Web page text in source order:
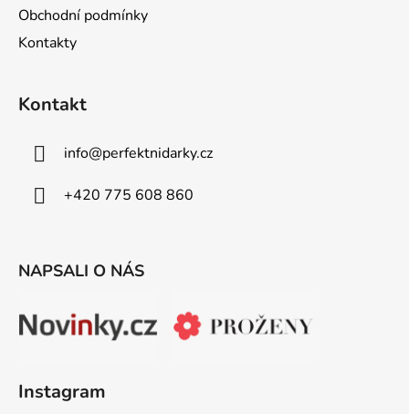
Obchodní podmínky
Kontakty
Kontakt
info@perfektnidarky.cz
+420 775 608 860
NAPSALI O NÁS
Instagram